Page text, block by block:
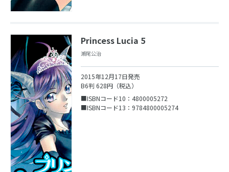
Princess Lucia 5
瀬尾公治
2015年12月17日発売
B6判 628円（税込）
■ISBNコード10：4800005272
■ISBNコード13：9784800005274